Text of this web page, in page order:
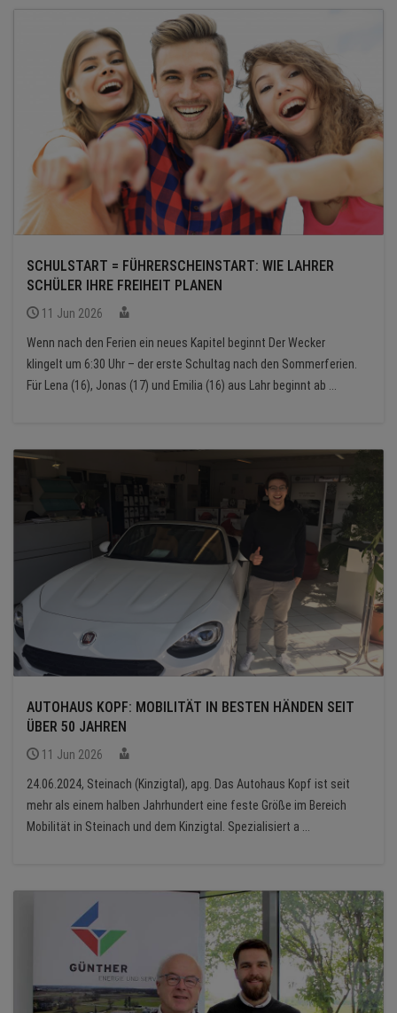
SCHULSTART = FÜHRERSCHEINSTART: WIE LAHRER
SCHÜLER IHRE FREIHEIT PLANEN
11 Jun 2026
Wenn nach den Ferien ein neues Kapitel beginnt Der Wecker
klingelt um 6:30 Uhr – der erste Schultag nach den Sommerferien.
Für Lena (16), Jonas (17) und Emilia (16) aus Lahr beginnt ab ...
AUTOHAUS KOPF: MOBILITÄT IN BESTEN HÄNDEN SEIT
ÜBER 50 JAHREN
11 Jun 2026
24.06.2024, Steinach (Kinzigtal), apg. Das Autohaus Kopf ist seit
mehr als einem halben Jahrhundert eine feste Größe im Bereich
Mobilität in Steinach und dem Kinzigtal. Spezialisiert a ...